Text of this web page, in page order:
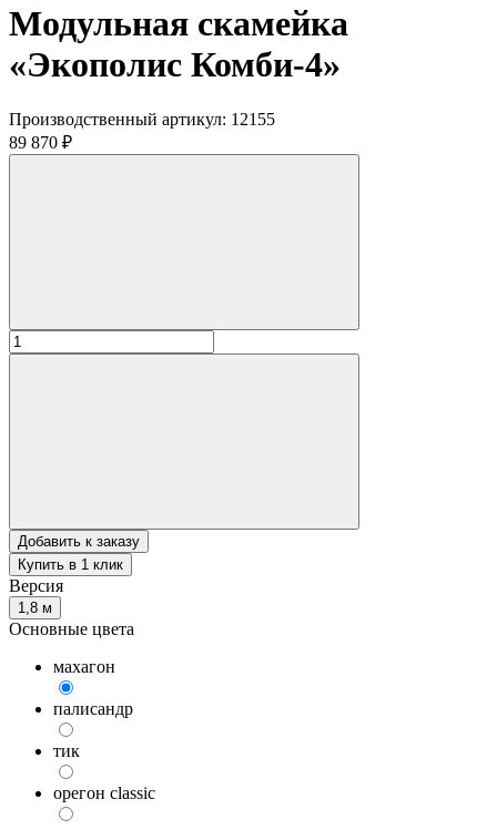
Модульная скамейка
«Экополис Комби-4»
Производственный артикул: 12155
89 870 ₽
Добавить к заказу
Купить в 1 клик
Версия
1,8 м
Основные цвета
махагон
палисандр
тик
орегон classic